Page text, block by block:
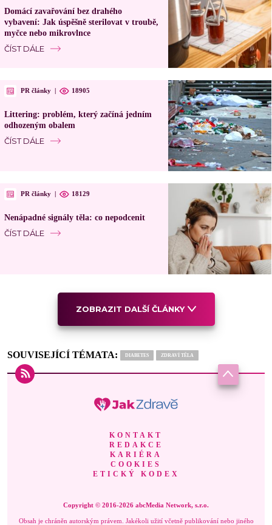
Domácí zavařování bez drahého
vybavení: Jak úspěšně sterilovat v troubě,
myčce nebo mikrovlnce
ČÍST DÁLE
PR články | 18905
Littering: problém, který začíná jedním
odhozeným obalem
ČÍST DÁLE
PR články | 18129
Nenápadné signály těla: co nepodcenit
ČÍST DÁLE
ZOBRAZIT DALŠÍ ČLÁNKY
SOUVISEJÍCÍ TÉMATA: DIABETES ZDRAVÍ TĚLA
KONTAKT
REDAKCE
KARIÉRA
COOKIES
ETICKÝ KODEX
Copyright © 2016-2026 abcMedia Network, s.r.o.
Obsah je chráněn autorským právem. Jakékoli užití včetně publikování nebo jiného